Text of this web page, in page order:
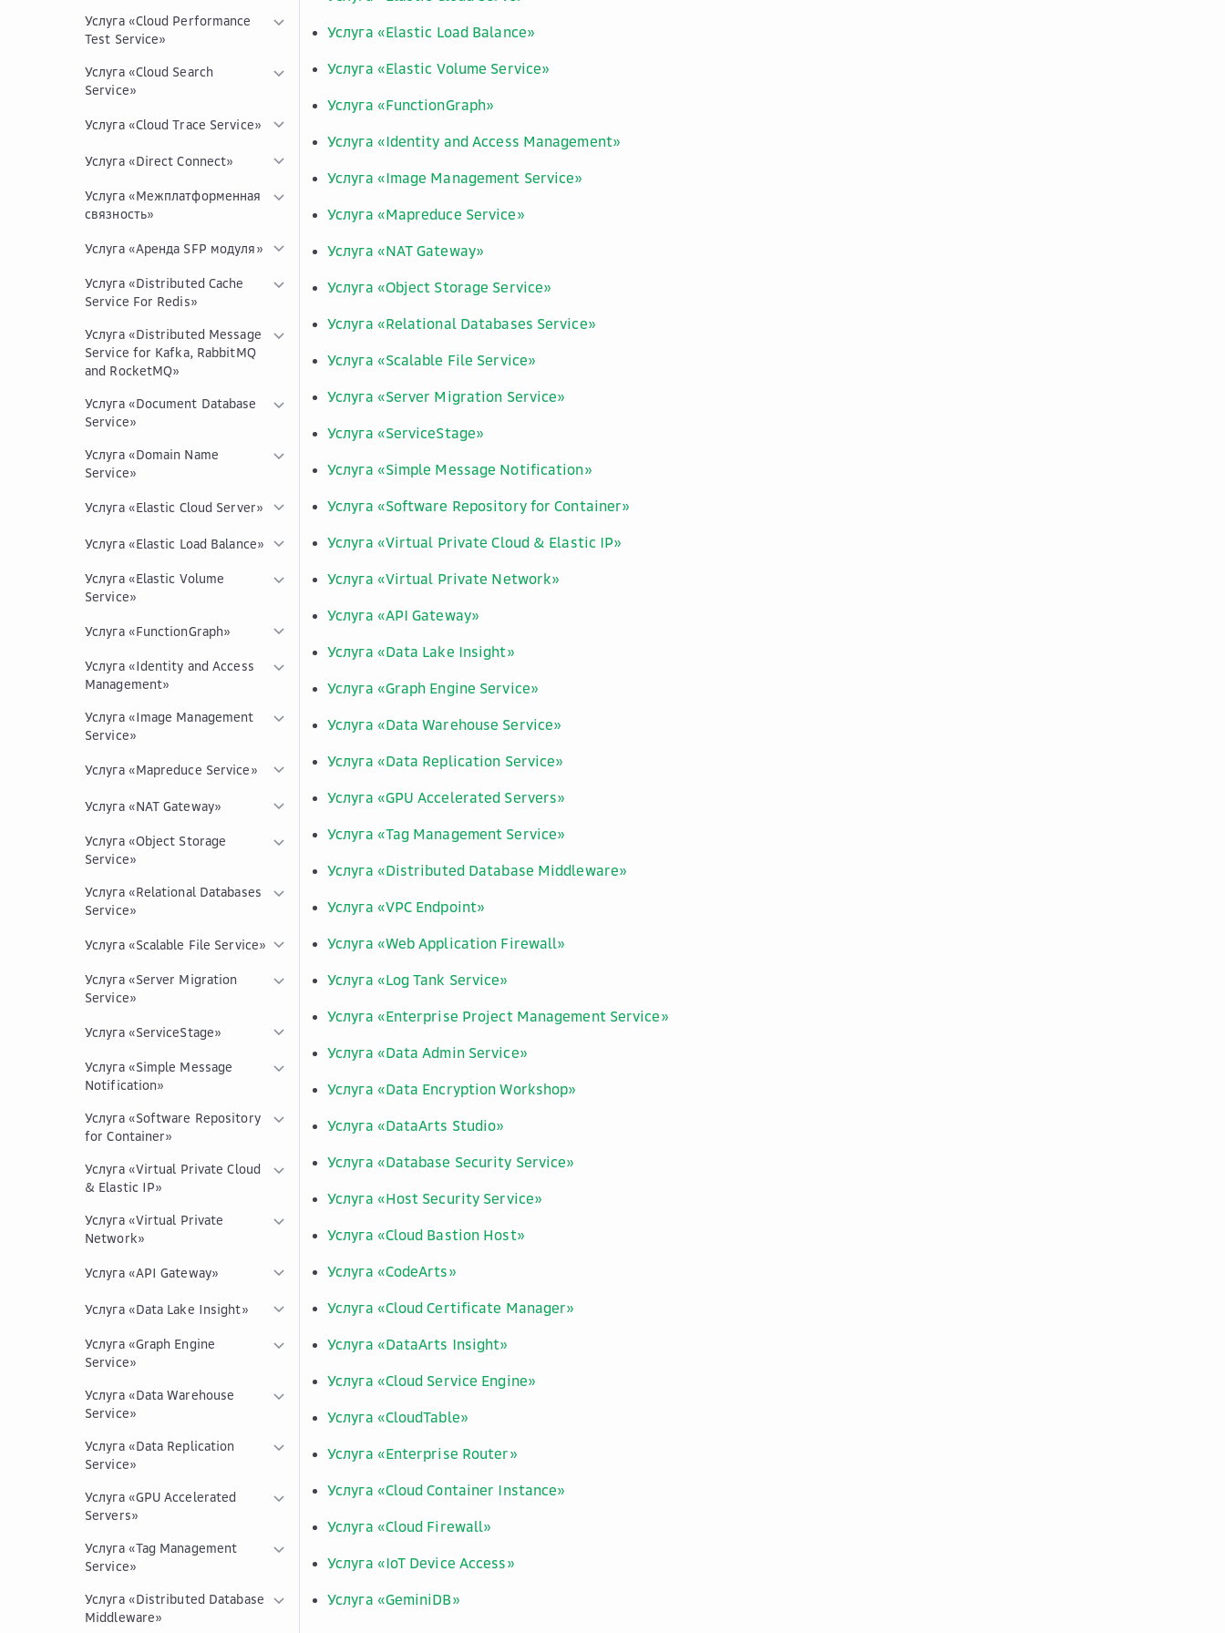
Услуга «Cloud Performance
Test Service»
Услуга «Cloud Search
Service»
Услуга «Cloud Trace Service»
Услуга «Direct Connect»
Услуга «Межплатформенная
связность»
Услуга «Аренда SFP модуля»
Услуга «Distributed Cache
Service For Redis»
Услуга «Distributed Message
Service for Kafka, RabbitMQ
and RocketMQ»
Услуга «Document Database
Service»
Услуга «Domain Name
Service»
Услуга «Elastic Cloud Server»
Услуга «Elastic Load Balance»
Услуга «Elastic Volume
Service»
Услуга «FunctionGraph»
Услуга «Identity and Access
Management»
Услуга «Image Management
Service»
Услуга «Mapreduce Service»
Услуга «NAT Gateway»
Услуга «Object Storage
Service»
Услуга «Relational Databases
Service»
Услуга «Scalable File Service»
Услуга «Server Migration
Service»
Услуга «ServiceStage»
Услуга «Simple Message
Notification»
Услуга «Software Repository
for Container»
Услуга «Virtual Private Cloud
& Elastic IP»
Услуга «Virtual Private
Network»
Услуга «API Gateway»
Услуга «Data Lake Insight»
Услуга «Graph Engine
Service»
Услуга «Data Warehouse
Service»
Услуга «Data Replication
Service»
Услуга «GPU Accelerated
Servers»
Услуга «Tag Management
Service»
Услуга «Distributed Database
Middleware»
Услуга «Elastic Load Balance»
Услуга «Elastic Volume Service»
Услуга «FunctionGraph»
Услуга «Identity and Access Management»
Услуга «Image Management Service»
Услуга «Mapreduce Service»
Услуга «NAT Gateway»
Услуга «Object Storage Service»
Услуга «Relational Databases Service»
Услуга «Scalable File Service»
Услуга «Server Migration Service»
Услуга «ServiceStage»
Услуга «Simple Message Notification»
Услуга «Software Repository for Container»
Услуга «Virtual Private Cloud & Elastic IP»
Услуга «Virtual Private Network»
Услуга «API Gateway»
Услуга «Data Lake Insight»
Услуга «Graph Engine Service»
Услуга «Data Warehouse Service»
Услуга «Data Replication Service»
Услуга «GPU Accelerated Servers»
Услуга «Tag Management Service»
Услуга «Distributed Database Middleware»
Услуга «VPC Endpoint»
Услуга «Web Application Firewall»
Услуга «Log Tank Service»
Услуга «Enterprise Project Management Service»
Услуга «Data Admin Service»
Услуга «Data Encryption Workshop»
Услуга «DataArts Studio»
Услуга «Database Security Service»
Услуга «Host Security Service»
Услуга «Cloud Bastion Host»
Услуга «CodeArts»
Услуга «Cloud Certificate Manager»
Услуга «DataArts Insight»
Услуга «Cloud Service Engine»
Услуга «CloudTable»
Услуга «Enterprise Router»
Услуга «Cloud Container Instance»
Услуга «Cloud Firewall»
Услуга «IoT Device Access»
Услуга «GeminiDB»